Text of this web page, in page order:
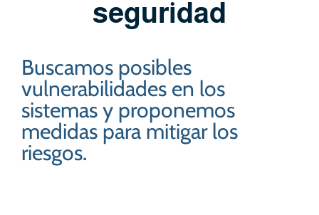
seguridad
Buscamos posibles
vulnerabilidades en los
sistemas y proponemos
medidas para mitigar los
riesgos.